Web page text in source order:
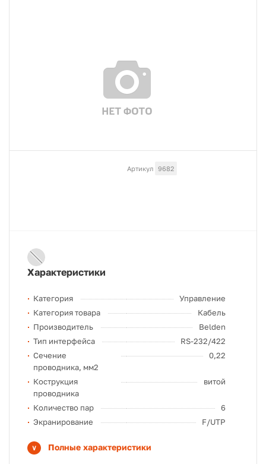
Артикул 9682
Характеристики
Категория
Управление
Категория товара
Кабель
Производитель
Belden
Тип интерфейса
RS-232/422
Сечение
проводника, мм2
0,22
Кострукция
проводника
витой
Количество пар
6
Экранирование
F/UTP
Полные характеристики